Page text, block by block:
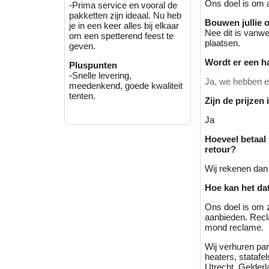
-Prima service en vooral de
pakketten zijn ideaal. Nu heb
je in een keer alles bij elkaar
om een spetterend feest te
geven.
Pluspunten
-Snelle levering,
meedenkend, goede kwaliteit
tenten.
Ons doel is om
Bouwen jullie
Nee dit is
plaatsen.
Wordt er een
Ja, we hebben
Zijn de prijzen
Ja
Hoeveel
retour?
Wij rekenen
Hoe kan het
Ons doel is om
aanbieden.
mond reclame.
Wij verhuren
heaters,
Utrecht,